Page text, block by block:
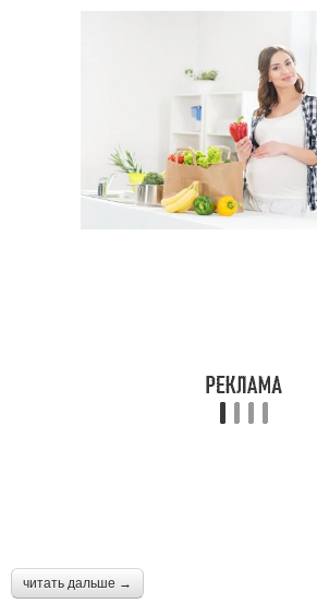
читать дальше →